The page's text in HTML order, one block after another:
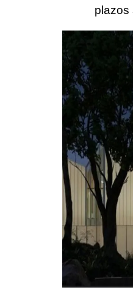
plazos